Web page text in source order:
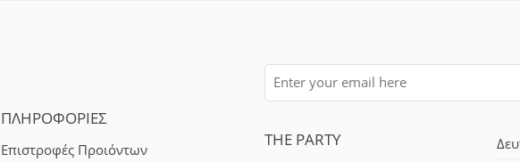
ΠΛΗΡΟΦΟΡΙΕΣ
Επιστροφές Προιόντων
THE PARTY